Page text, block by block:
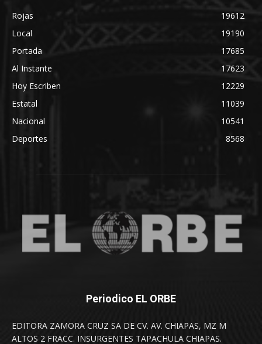
Rojas
19612
Local
19190
Portada
17685
Al Instante
17623
Hoy Escriben
12229
Estatal
11039
Nacional
10541
Deportes
8568
Periodico EL ORBE
EDITORA ZAMORA CRUZ SA DE CV. AV. CHIAPAS, MZ M
ALTOS 2 FRACC. INSURGENTES TAPACHULA CHIAPAS.